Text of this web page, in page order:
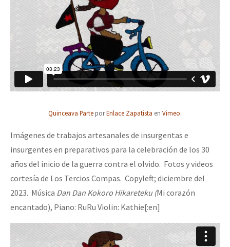
Quinceava Parte porEnlace Zapatista en Vimeo.
Imágenes de trabajos artesanales de insurgentas e
insurgentes en preparativos para la celebración de los 30
años del inicio de la guerra contra el olvido. Fotos y videos
cortesía de Los Tercios Compas. Copyleft; diciembre del
2023. Música Dan Dan Kokoro Hikareteku (Mi corazón
encantado), Piano: RuRu Violin: Kathie[:en]